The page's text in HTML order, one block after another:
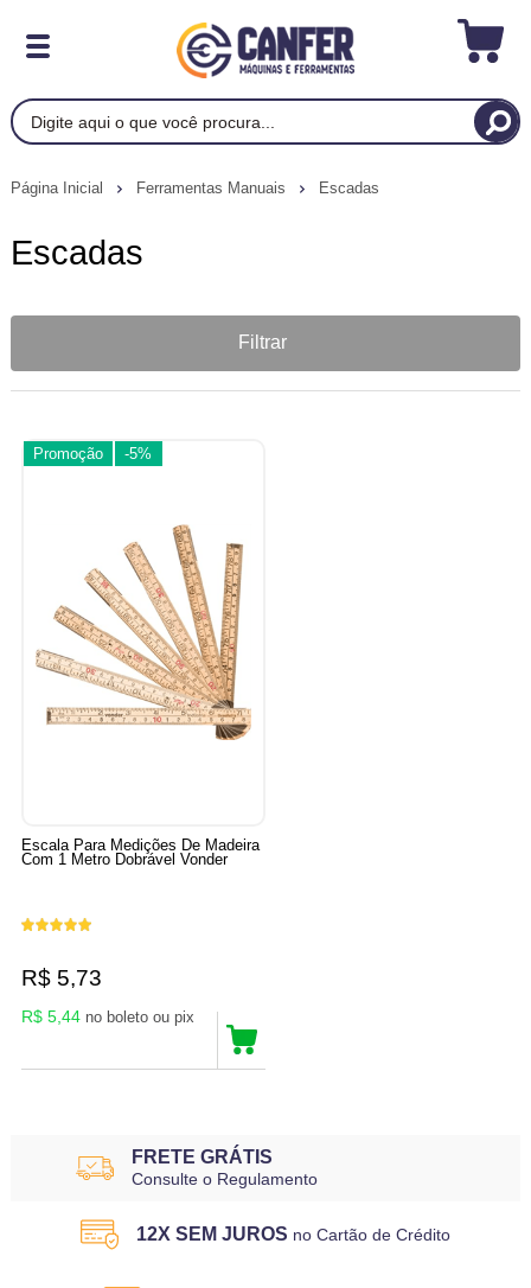
Página Inicial Ferramentas Manuais Escadas
Escadas
Filtrar
Promoção -5%
Escala Para Medições De Madeira
Com 1 Metro Dobrável Vonder
R$ 5,73
R$ 5,44 no boleto ou pix
FRETE GRÁTIS
Consulte o Regulamento
12X SEM JUROS no Cartão de Crédito